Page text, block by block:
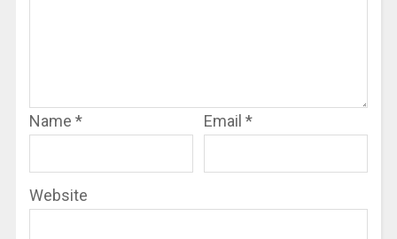
Name * Email *
Website